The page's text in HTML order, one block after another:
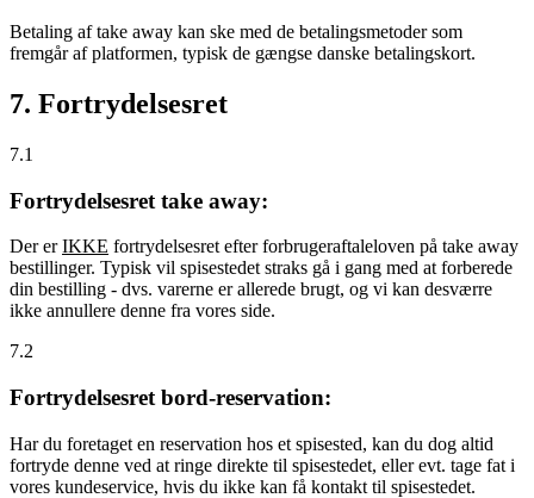
Betaling af take away kan ske med de betalingsmetoder som
fremgår af platformen, typisk de gængse danske betalingskort.
7. Fortrydelsesret
7.1
Fortrydelsesret take away:
Der erIKKE fortrydelsesret efter forbrugeraftaleloven på take away
bestillinger. Typisk vil spisestedet straks gå i gang med at forberede
din bestilling - dvs. varerne er allerede brugt, og vi kan desværre
ikke annullere denne fra vores side.
7.2
Fortrydelsesret bord-reservation:
Har du foretaget en reservation hos et spisested, kan du dog altid
fortryde denne ved at ringe direkte til spisestedet, eller evt. tage fat i
vores kundeservice, hvis du ikke kan få kontakt til spisestedet.